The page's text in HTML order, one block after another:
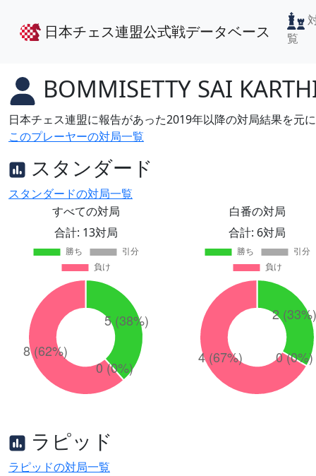
日本チェス連盟公式戦データベース
覧
BOMMISETTY SAI
日本チェス連盟に報告があった2019年以降の対局結果を元
このプレーヤーの対局一覧
スタンダード
スタンダードの対局一覧
すべての対局
合計: 13対局
白番の対局
合計: 6対局
ラピッド
ラピッドの対局一覧